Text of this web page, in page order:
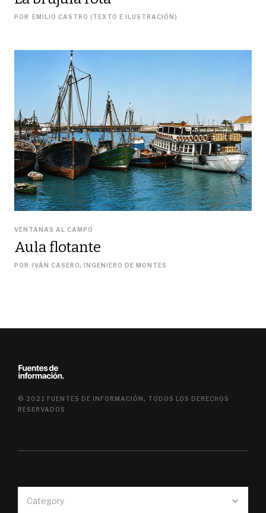
POR EMILIO CASTRO (TEXTO E ILUSTRACIÓN)
VENTANAS AL CAMPO
Aula flotante
POR IVÁN CASERO, INGENIERO DE MONTES
© 2021 FUENTES DE INFORMACIÓN, TODOS LOS DERECHOS
RESERVADOS
Category